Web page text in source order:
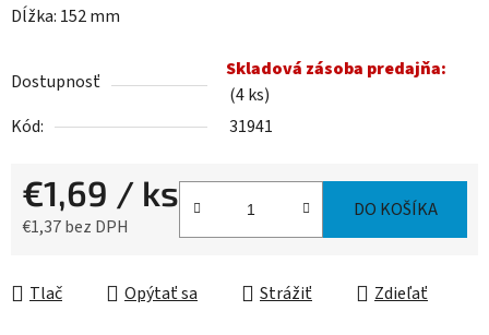
Dĺžka: 152 mm
Dostupnosť
Skladová zásoba predajňa:
(4 ks)
Kód:
31941
€1,69 / ks
€1,37 bez DPH
DO KOŠÍKA
Tlač Opýtať sa Strážiť Zdieľať